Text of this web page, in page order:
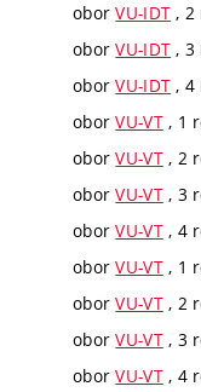
oborVU-IDT , 2
oborVU-IDT , 3
oborVU-IDT , 4
oborVU-VT, 1
oborVU-VT, 2
oborVU-VT, 3
oborVU-VT, 4
oborVU-VT, 1
oborVU-VT, 2
oborVU-VT, 3
oborVU-VT, 4